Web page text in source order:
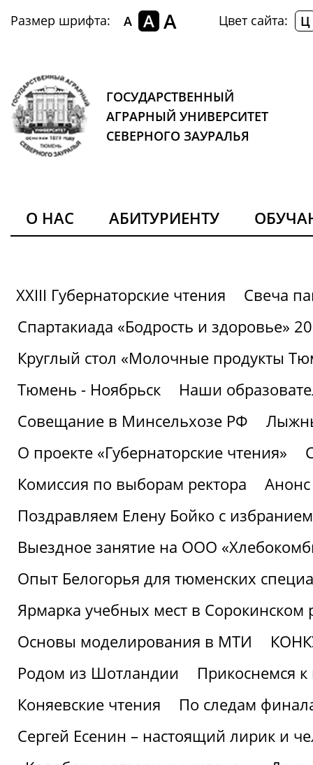
Размер шрифта: A A A Цвет сайта: Ц
ГОСУДАРСТВЕННЫЙ
АГРАРНЫЙ УНИВЕРСИТЕТ
СЕВЕРНОГО ЗАУРАЛЬЯ
О НАС АБИТУРИЕНТУ
XXIII Губернаторские чтения
Свеча
Спартакиада «Бодрость и здоровье»
Круглый стол «Молочные продукты
Тюмень - Ноябрьск
Наши
Совещание в Минсельхозе РФ
О проекте «Губернаторские чтения»
Комиссия по выборам ректора
Поздравляем Елену Бойко с
Выездное занятие на ООО
Опыт Белогорья для тюменских
Ярмарка учебных мест в Сорокинском
Основы моделирования в МТИ
Родом из Шотландии
Прикоснемся
Коняевские чтения
По следам
Сергей Есенин – настоящий лирик и